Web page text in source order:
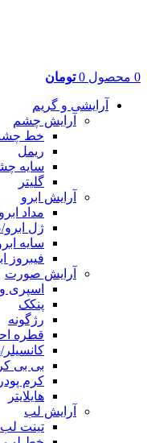
0 محصول 0 تومان
آرایشی و گریم
آرایش چشم
خط
ریمل
سایه
گلیتر
آرایش ابرو
مداد
ژل
سایه
فیبروز
آرایش صورت
اسپری
پنکک
رژگونه
قطره
کانسیلر/
بی بی
کرم
هایلایتر
آرایش لب
تینت لب